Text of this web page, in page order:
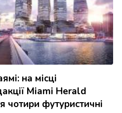
на місці
Miami Herald
чотири футуристичні